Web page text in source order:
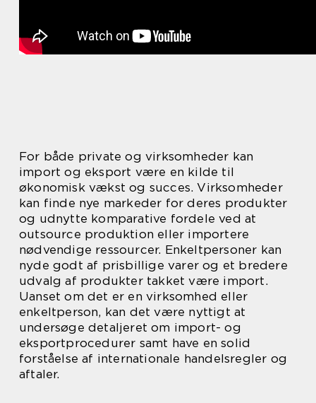
For både private og virksomheder kan
import og eksport være en kilde til
økonomisk vækst og succes. Virksomheder
kan finde nye markeder for deres produkter
og udnytte komparative fordele ved at
outsource produktion eller importere
nødvendige ressourcer. Enkeltpersoner kan
nyde godt af prisbillige varer og et bredere
udvalg af produkter takket være import.
Uanset om det er en virksomhed eller
enkeltperson, kan det være nyttigt at
undersøge detaljeret om import- og
eksportprocedurer samt have en solid
forståelse af internationale handelsregler og
aftaler.